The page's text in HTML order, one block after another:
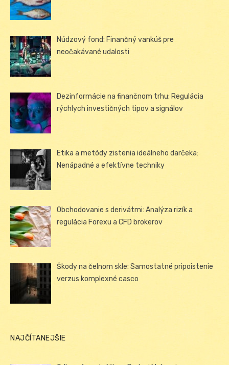
Núdzový fond: Finančný vankúš pre
neočakávané udalosti
Dezinformácie na finančnom trhu: Regulácia
rýchlych investičných tipov a signálov
Etika a metódy zistenia ideálneho darčeka:
Nenápadné a efektívne techniky
Obchodovanie s derivátmi: Analýza rizík a
regulácia Forexu a CFD brokerov
Škody na čelnom skle: Samostatné pripoistenie
verzus komplexné casco
NAJČÍTANEJŠIE